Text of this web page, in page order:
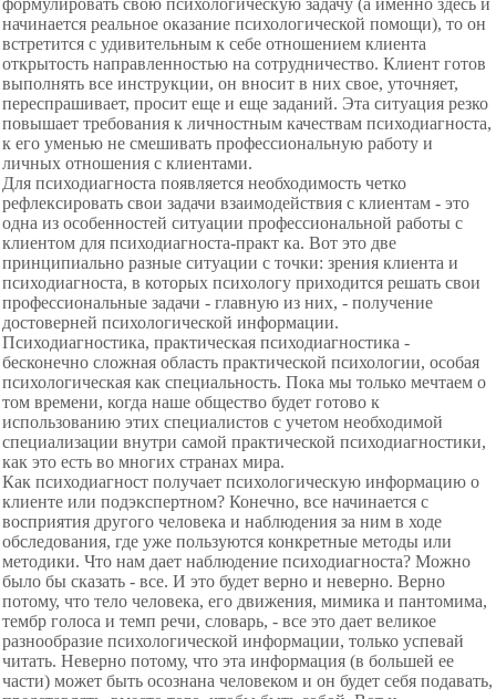
формулировать свою психологическую задачу (а именно здесь и
начинается реальное оказание психологической помощи), то он
встретится с удивительным к себе отношением клиента
открытость направленностью на сотрудничество. Клиент готов
выполнять все инструкции, он вносит в них свое, уточняет,
переспрашивает, просит еще и еще заданий. Эта ситуация резко
повышает требования к личностным качествам психодиагноста,
к его уменью не смешивать профессиональную работу и
личных отношения с клиентами.
Для психодиагноста появляется необходимость четко
рефлексировать свои задачи взаимодействия с клиентам - это
одна из особенностей ситуации профессиональной работы с
клиентом для психодиагноста-практ ка. Вот это две
принципиально разные ситуации с точки: зрения клиента и
психодиагноста, в которых психологу приходится решать свои
профессиональные задачи - главную из них, - получение
достоверней психологической информации.
Психодиагностика, практическая психодиагностика -
бесконечно сложная область практической психологии, особая
психологическая как специальность. Пока мы только мечтаем о
том времени, когда наше общество будет готово к
использованию этих специалистов с учетом необходимой
специализации внутри самой практической психодиагностики,
как это есть во многих странах мира.
Как психодиагност получает психологическую информацию о
клиенте или подэкспертном? Конечно, все начинается с
восприятия другого человека и наблюдения за ним в ходе
обследования, где уже пользуются конкретные методы или
методики. Что нам дает наблюдение психодиагноста? Можно
было бы сказать - все. И это будет верно и неверно. Верно
потому, что тело человека, его движения, мимика и пантомима,
тембр голоса и темп речи, словарь, - все это дает великое
разнообразие психологической информации, только успевай
читать. Неверно потому, что эта информация (в большей ее
части) может быть осознана человеком и он будет себя подавать,